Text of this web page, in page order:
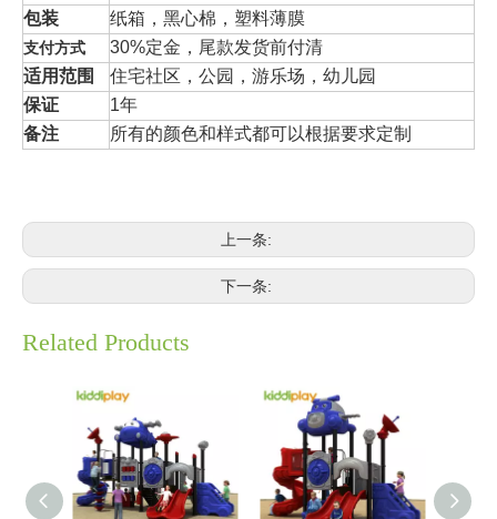
包装
纸箱，黑心棉，塑料薄膜
支付方式
30%定金，尾款发货前付清
适用范围
住宅社区，公园，游乐场，幼儿园
保证
1年
备注
所有的颜色和样式都可以根据要求定制
上一条:
下一条:
Related Products